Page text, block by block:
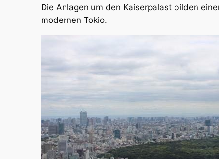
Die Anlagen um den Kaiserpalast bilden
modernen Tokio.